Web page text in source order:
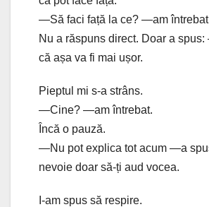
—Să faci față la ce? —am
Nu a răspuns direct. Doar a
că așa va fi mai ușor.
Pieptul mi s-a strâns.
—Cine? —am întrebat.
Încă o pauză.
—Nu pot explica tot acum —a
nevoie doar să-ți aud vocea.
I-am spus să respire.